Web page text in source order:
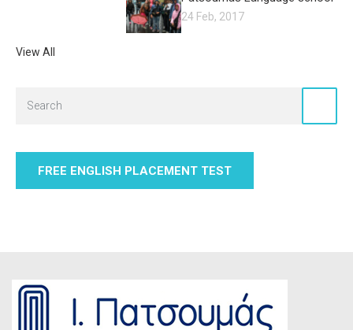
24 Feb, 2017
View All
FREE ENGLISH PLACEMENT TEST